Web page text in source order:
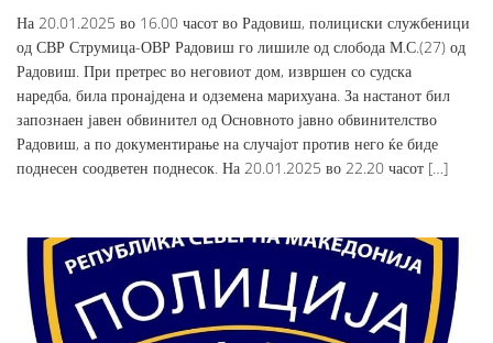
На 20.01.2025 во 16.00 часот во Радовиш, полициски службеници
од СВР Струмица-ОВР Радовиш го лишиле од слобода М.С.(27) од
Радовиш. При претрес во неговиот дом, извршен со судска
наредба, била пронајдена и одземена марихуана. За настанот бил
запознаен јавен обвинител од Основното јавно обвинителство
Радовиш, а по документирање на случајот против него ќе биде
поднесен соодветен поднесок. На 20.01.2025 во 22.20 часот […]